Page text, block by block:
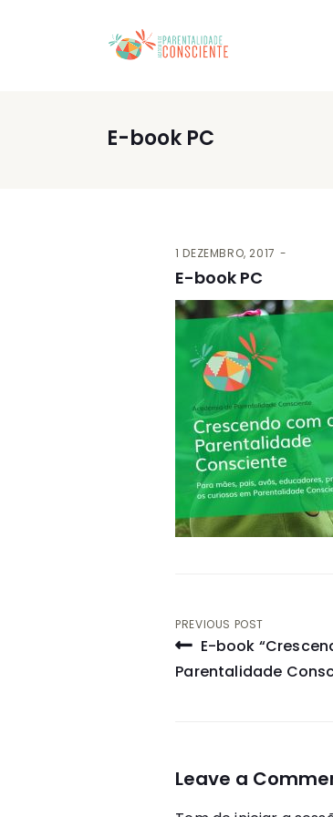
E-book PC
1 DEZEMBRO, 2017
E-book PC
de
PREVIOUS POST
E-book
Parentalidade
Leave a